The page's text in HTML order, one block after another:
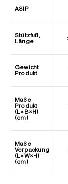
ASIP
Stützfuß,
Länge
Gewicht
Produkt
Maße
Produkt
(L×B×H)
(cm)
Maße
Verpackung
(L×W×H)
(cm)